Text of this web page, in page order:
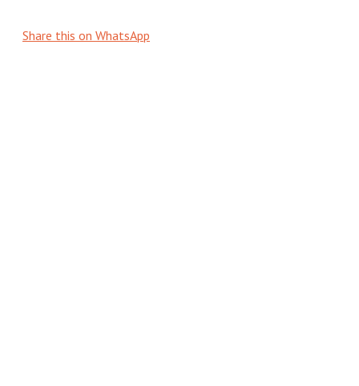
Share this on WhatsApp